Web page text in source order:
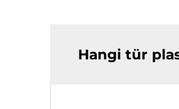
Hangi tür